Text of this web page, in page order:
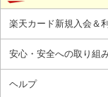
楽天カード新規入会＆
安心・安全への取り組
ヘルプ